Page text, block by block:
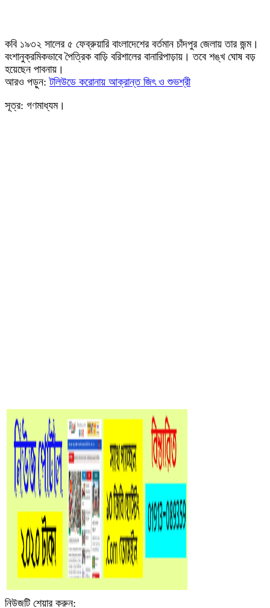
কবি ১৯৩২ সালের ৫ ফেব্রুয়ারি বাংলাদেশের বর্তমান চাঁদপুর জেলায় তার জন্ম।
বংশানুক্রমিকভাবে পৈত্রিক বাড়ি বরিশালের বানারিপাড়ায়। তবে শঙ্খ ঘোষ বড়
হয়েছেন পাবনায়।
আরও পড়ুন:টলিউডে করোনায় আক্রান্ত জিৎ ও শুভশ্রী
সূত্র: গণমাধ্যম।
নিউজটি শেয়ার করুন: